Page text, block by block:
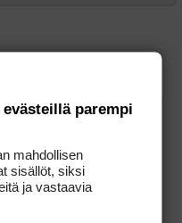
parempi
mahdollisen
sisällöt, siksi
ja vastaavia